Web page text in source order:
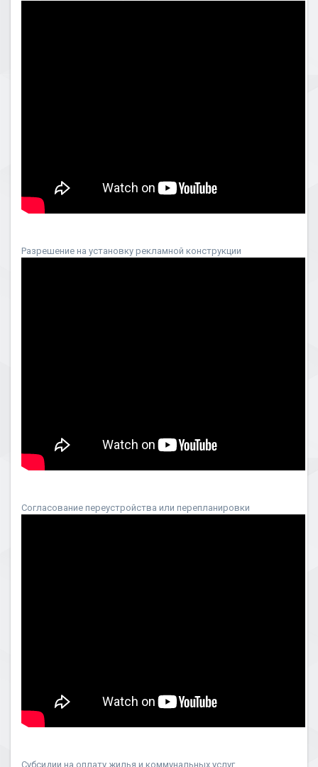
Разрешение на установку рекламной конструкции
Согласование переустройства или перепланировки
Субсидии на оплату жилья и коммунальных услуг